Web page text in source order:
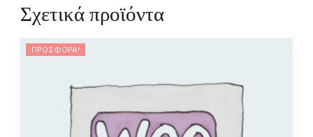
Σχετικά προϊόντα
ΠΡΟΣΦΟΡΆ!